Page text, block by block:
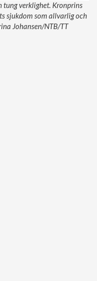
tung verklighet. Kronprins
sjukdom som allvarlig och
Johansen/NTB/TT